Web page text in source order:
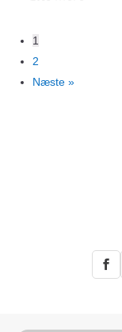
1
2
Næste »
